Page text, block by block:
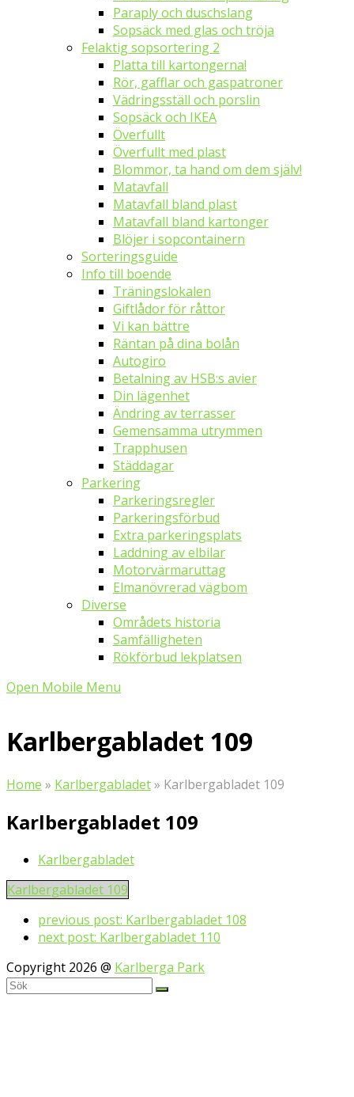
Paraply och duschslang
Sopsäck med glas och tröja
Felaktig sopsortering 2
Platta till kartongerna!
Rör, gafflar och gaspatroner
Vädringsställ och porslin
Sopsäck och IKEA
Överfullt
Överfullt med plast
Blommor, ta hand om dem själv!
Matavfall
Matavfall bland plast
Matavfall bland kartonger
Blöjer i sopcontainern
Sorteringsguide
Info till boende
Träningslokalen
Giftlådor för råttor
Vi kan bättre
Räntan på dina bolån
Autogiro
Betalning av HSB:s avier
Din lägenhet
Ändring av terrasser
Gemensamma utrymmen
Trapphusen
Städdagar
Parkering
Parkeringsregler
Parkeringsförbud
Extra parkeringsplats
Laddning av elbilar
Motorvärmaruttag
Elmanövrerad vägbom
Diverse
Områdets historia
Samfälligheten
Rökförbud lekplatsen
Open Mobile Menu
Karlbergabladet 109
Home » Karlbergabladet» Karlbergabladet 109
Karlbergabladet 109
Karlbergabladet
Karlbergabladet 109
previous post: Karlbergabladet 108
next post: Karlbergabladet 110
Copyright 2026 @ Karlberga Park